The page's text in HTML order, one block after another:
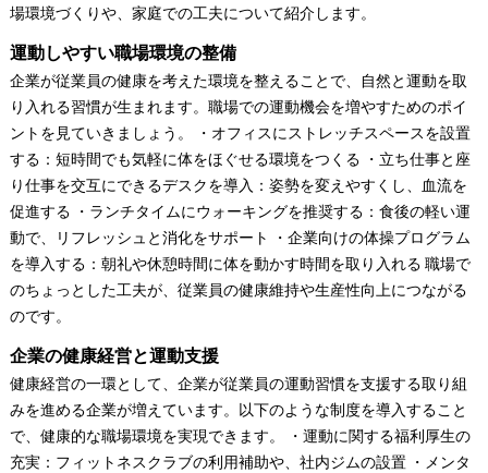
場環境づくりや、家庭での工夫について紹介します。
運動しやすい職場環境の整備
企業が従業員の健康を考えた環境を整えることで、自然と運動を取
り入れる習慣が生まれます。職場での運動機会を増やすためのポイ
ントを見ていきましょう。 ・オフィスにストレッチスペースを設置
する：短時間でも気軽に体をほぐせる環境をつくる ・立ち仕事と座
り仕事を交互にできるデスクを導入：姿勢を変えやすくし、血流を
促進する ・ランチタイムにウォーキングを推奨する：食後の軽い運
動で、リフレッシュと消化をサポート ・企業向けの体操プログラム
を導入する：朝礼や休憩時間に体を動かす時間を取り入れる 職場で
のちょっとした工夫が、従業員の健康維持や生産性向上につながる
のです。
企業の健康経営と運動支援
健康経営の一環として、企業が従業員の運動習慣を支援する取り組
みを進める企業が増えています。以下のような制度を導入すること
で、健康的な職場環境を実現できます。 ・運動に関する福利厚生の
充実：フィットネスクラブの利用補助や、社内ジムの設置 ・メンタ